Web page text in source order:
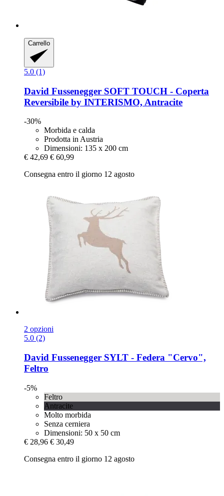
Carrello
5.0 (1)
David Fussenegger SOFT TOUCH -​ Coperta
Reversibile by INTERISMO, Antracite
-30%
Morbida e calda
Prodotta in Austria
Dimensioni: 135 x 200 cm
€ 42,69 € 60,99
Consegna entro il giorno 12 agosto
2 opzioni
5.0 (2)
David Fussenegger SYLT -​ Federa "Cervo",
Feltro
-5%
Feltro
Antracite
Molto morbida
Senza cerniera
Dimensioni: 50 x 50 cm
€ 28,96 € 30,49
Consegna entro il giorno 12 agosto